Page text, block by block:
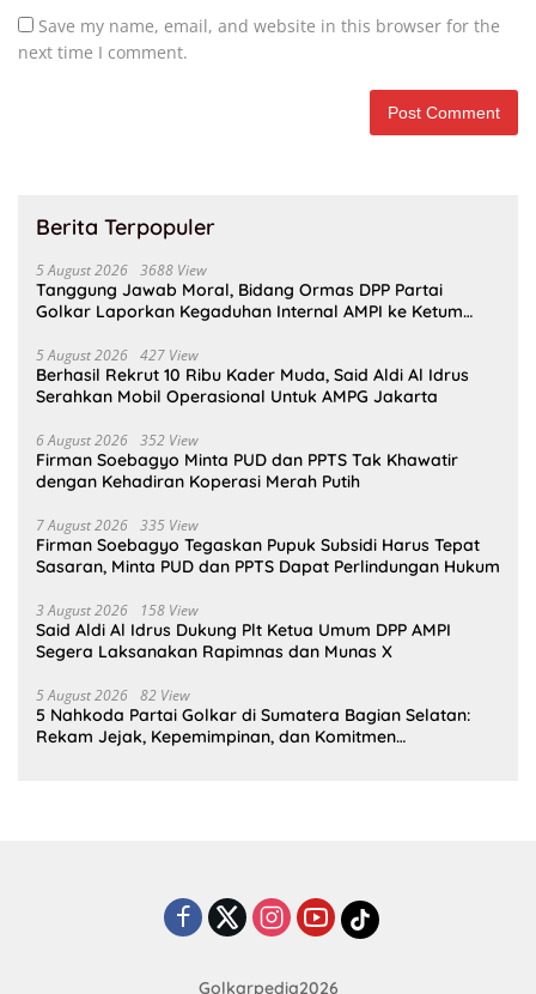
Save my name, email, and website in this browser for the
next time I comment.
Berita Terpopuler
5 August 2026 3688 View
Tanggung Jawab Moral, Bidang Ormas DPP Partai
Golkar Laporkan Kegaduhan Internal AMPI ke Ketum
5 August 2026 427 View
Berhasil Rekrut 10 Ribu Kader Muda, Said Aldi Al Idrus
Serahkan Mobil Operasional Untuk AMPG Jakarta
6 August 2026 352 View
Firman Soebagyo Minta PUD dan PPTS Tak Khawatir
dengan Kehadiran Koperasi Merah Putih
7 August 2026 335 View
Firman Soebagyo Tegaskan Pupuk Subsidi Harus Tepat
Sasaran, Minta PUD dan PPTS Dapat Perlindungan Hukum
3 August 2026 158 View
Said Aldi Al Idrus Dukung Plt Ketua Umum DPP AMPI
Segera Laksanakan Rapimnas dan Munas X
5 August 2026 82 View
5 Nahkoda Partai Golkar di Sumatera Bagian Selatan:
Rekam Jejak, Kepemimpinan, dan Komitmen
Golkarpedia2026